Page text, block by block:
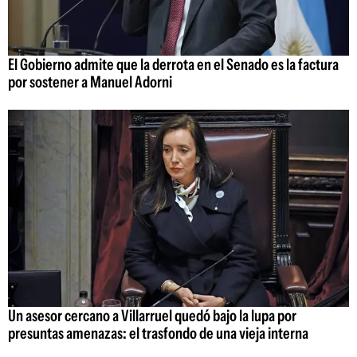
El Gobierno admite que la derrota en el Senado es la factura
por sostener a Manuel Adorni
Un asesor cercano a Villarruel quedó bajo la lupa por
presuntas amenazas: el trasfondo de una vieja interna